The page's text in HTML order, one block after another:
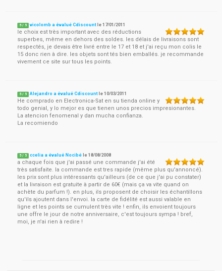
5 / 5 vicolomb a évalué Cdiscount le17/01/2011
le choix est très important avec des réductions
superbes, même en dehors des soldes. les délais de livraisons sont
respectés, je devais être livré entre le 17 et 18 et j'ai reçu mon colis le
15 donc rien à dire. les objets sont tés bien emballés. je recommande
vivement ce site sur tous les points.
5 / 5 Alejandro a évalué Cdiscount le10/03/2011
He comprado en Electronica-Sat en su tienda online y
todo genial, y lo mejor es que tienen unos precios impresionantes.
La atencion fenomenal y dan mucha confianza.
La recomiendo
5 / 5 ccelia a évalué Nocibé le18/08/2008
a chaque fois que j'ai passé une commande j'ai été
très satisfaite. la commande est tres rapide (même plus qu'annoncé).
les prix sont plus intéressants qu'ailleurs (de ce que j'ai pu constater)
et la livraison est gratuite à partir de 60€ (mais ça va vite quand on
achète du parfum !). en plus, ils proposent de choisir les échantillons
qu'ils ajoutent dans l'envoi. la carte de fidélité est aussi valable en
ligne et les points se cumulent très vite ! enfin, ils envoient toujours
une offre le jour de notre anniversaire, c'est toujours sympa ! bref,
moi, je n'ai rien à redire !